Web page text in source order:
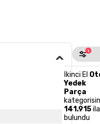
1
İkinci El
Yedek
Parça
141.915
bulundu